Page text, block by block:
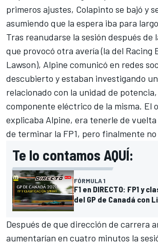
primeros ajustes, Colapinto se bajó y
asumiendo que la espera iba para
Tras reanudarse la sesión después de
que provocó otra avería (la del Racing
Lawson), Alpine comunicó en redes
descubierto y estaban investigando
relacionado con la unidad de
componente eléctrico de la misma. El
explicaba Alpine, era tenerle de
de terminar la FP1, pero finalmente
Te lo contamos AQUÍ:
FÓRMULA 1
F1 en DIRECTO: FP1 y
del GP de Canadá con
Después de que dirección de carrera
aumentarían en cuatro minutos la